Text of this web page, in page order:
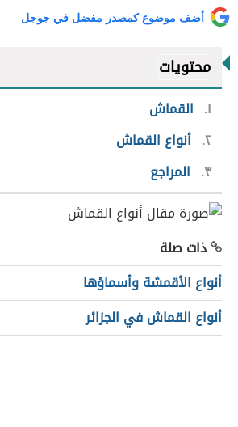
أضف موضوع كمصدر مفضل في جوجل
محتويات
١
القماش
٢ أنواع القماش
٣
المراجع
ذات صلة
أنواع الأقمشة وأسماؤها
أنواع القماش في الجزائر